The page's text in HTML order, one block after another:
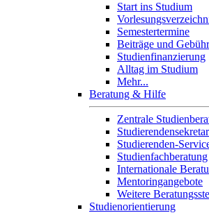
Start ins Studium
Semestertermine
Beiträge und
Studienfinanzierung
Alltag im Studium
Mehr...
Beratung & Hilfe
Zentrale
Studierenden-
Studienfachberatung
Internationale
Mentoringangebote
Weitere
Studienorientierung